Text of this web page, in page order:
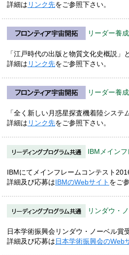
詳細は リンク先をご参照下さい。
リーダー養
「江戸時代の出版と物質文化史概説
詳細は リンク先をご参照下さい。
リーダー養
「全く新しい月惑星探査機着陸シス
詳細は リンク先をご参照下さい。
IBMメイン
IBMにてメインフレームコンテスト
詳細及び応募はIBMのWebサイト をご
リンダウ・
日本学術振興会リンダウ・ノーベル賞
詳細及び応募は日本学術振興会のWeb